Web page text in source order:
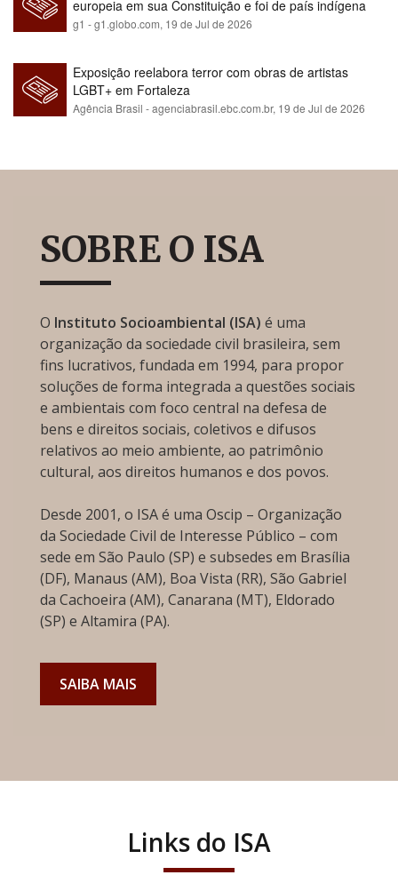
europeia em sua Constituição e foi de país indígena
para maioria branca
g1 - g1.globo.com, 19 de Jul de 2026
Exposição reelabora terror com obras de artistas
LGBT+ em Fortaleza
Agência Brasil - agenciabrasil.ebc.com.br, 19 de Jul de 2026
SOBRE O ISA
O Instituto Socioambiental (ISA) é uma
organização da sociedade civil brasileira, sem
fins lucrativos, fundada em 1994, para propor
soluções de forma integrada a questões sociais
e ambientais com foco central na defesa de
bens e direitos sociais, coletivos e difusos
relativos ao meio ambiente, ao patrimônio
cultural, aos direitos humanos e dos povos.
Desde 2001, o ISA é uma Oscip – Organização
da Sociedade Civil de Interesse Público – com
sede em São Paulo (SP) e subsedes em Brasília
(DF), Manaus (AM), Boa Vista (RR), São Gabriel
da Cachoeira (AM), Canarana (MT), Eldorado
(SP) e Altamira (PA).
SAIBA MAIS
Links do ISA